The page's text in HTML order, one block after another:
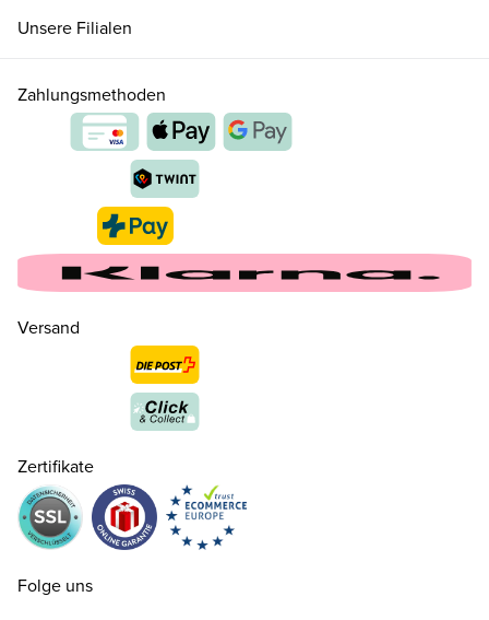
CHF 60.00
33 CHF 60.00
CHF 60.00
Unsere Filialen
Zahlungsmethoden
Versand
Zertifikate
Folge uns